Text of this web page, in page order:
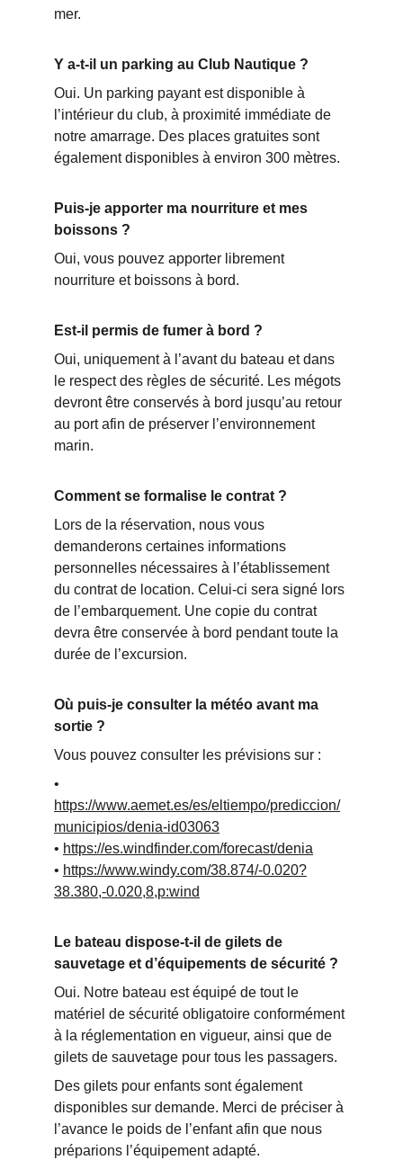
mer.
Y a-t-il un parking au Club Nautique ?
Oui. Un parking payant est disponible à
l’intérieur du club, à proximité immédiate de
notre amarrage. Des places gratuites sont
également disponibles à environ 300 mètres.
Puis-je apporter ma nourriture et mes
boissons ?
Oui, vous pouvez apporter librement
nourriture et boissons à bord.
Est-il permis de fumer à bord ?
Oui, uniquement à l’avant du bateau et dans
le respect des règles de sécurité. Les mégots
devront être conservés à bord jusqu’au retour
au port afin de préserver l’environnement
marin.
Comment se formalise le contrat ?
Lors de la réservation, nous vous
demanderons certaines informations
personnelles nécessaires à l’établissement
du contrat de location. Celui-ci sera signé lors
de l’embarquement. Une copie du contrat
devra être conservée à bord pendant toute la
durée de l’excursion.
Où puis-je consulter la météo avant ma
sortie ?
Vous pouvez consulter les prévisions sur :
•
https://www.aemet.es/es/eltiempo/prediccion/
municipios/denia-id03063
• https://es.windfinder.com/forecast/denia
• https://www.windy.com/38.874/-0.020?
38.380,-0.020,8,p:wind
Le bateau dispose-t-il de gilets de
sauvetage et d’équipements de sécurité ?
Oui. Notre bateau est équipé de tout le
matériel de sécurité obligatoire conformément
à la réglementation en vigueur, ainsi que de
gilets de sauvetage pour tous les passagers.
Des gilets pour enfants sont également
disponibles sur demande. Merci de préciser à
l’avance le poids de l’enfant afin que nous
préparions l’équipement adapté.